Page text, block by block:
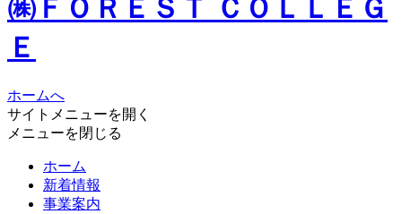
㈱ＦＯＲＥＳＴ ＣＯＬＬＥＧ
Ｅ
ホームへ
サイトメニューを開く
メニューを閉じる
ホーム
新着情報
事業案内